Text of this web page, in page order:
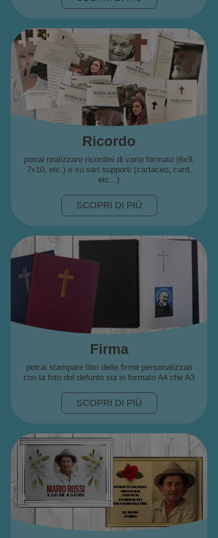
Ricordo
potrai realizzare ricordini di vario formato (6x9,
7x10, etc.) e su vari supporti (cartaceo, card,
etc...)
SCOPRI DI PIÙ
Firma
potrai stampare libri delle firme personalizzati
con la foto del defunto sia in formato A4 che A3
SCOPRI DI PIÙ